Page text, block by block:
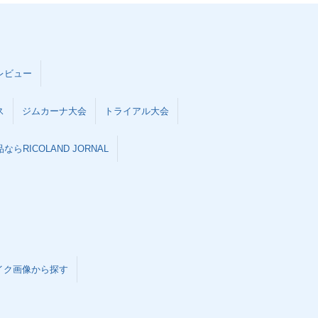
ビュー
ジムカーナ大会 トライアル大会
ならRICOLAND JORNAL
ク画像から探す